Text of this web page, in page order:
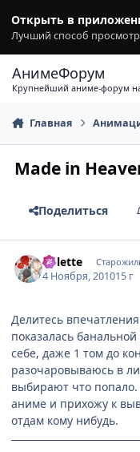
Открыть в
Лучший способ
АнимеФорум
Крупнейший аниме-форум
Главная
Made in
Поделиться
Colette
4 Ноября, 201015 г
Делитесь
показалась
себе, даже 1 том до
разочаровываюсь в
выбирают что
аниме и прихожу к
отдам кому нибудь.